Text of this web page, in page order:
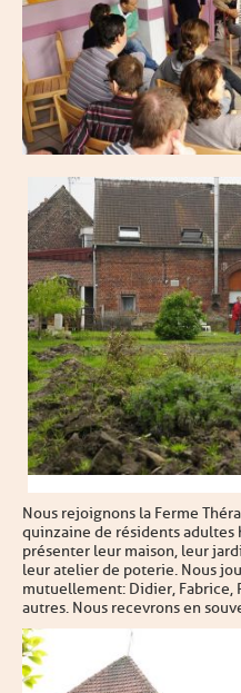
Nous rejoignons la Ferme
quinzaine de résidents adultes
présenter leur maison, leur
leur atelier de poterie. Nous
mutuellement : Didier, Fabrice,
autres. Nous recevrons en